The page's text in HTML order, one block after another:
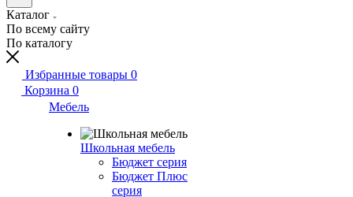
Каталог
По всему сайту
По каталогу
Избранные товары 0
Корзина 0
Мебель
Школьная мебель
Бюджет серия
Бюджет Плюс
серия